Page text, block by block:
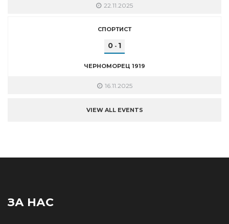
22.11.2025
СПОРТИСТ
0 - 1
ЧЕРНОМОРЕЦ 1919
16.11.2025
VIEW ALL EVENTS
ЗА НАС